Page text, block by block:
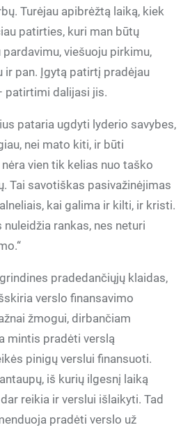
Turėjau apibrėžtą laiką, kiek
patirties, kuri man būtų
viešuoju pirkimu,
ir pan. Įgytą patirtį pradėjau
patirtimi dalijasi jis.
pataria ugdyti lyderio savybes,
nei mato kiti, ir būti
vien tik kelias nuo taško
Tai savotiškas pasivažinėjimas
kai galima ir kilti, ir kristi.
rankas, nes neturi
pradedančiųjų klaidas,
verslo finansavimo
žmogui, dirbančiam
mintis pradėti verslą
pinigų verslui finansuoti.
iš kurių ilgesnį laiką
reikia ir verslui išlaikyti. Tad
pradėti verslo už